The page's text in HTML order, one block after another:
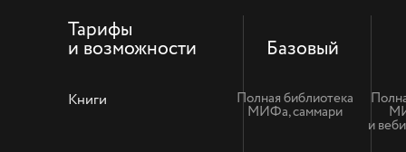
Тарифы
и возможности
Книги Полная библиотека
МИФа, саммари
и
Базовый